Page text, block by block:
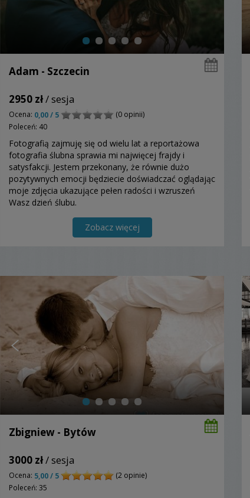
Adam - Szczecin
2950 zł/ sesja
Ocena: 0,00 / 5
(0 opinii)
Poleceń: 40
Fotografią zajmuję się od wielu lat a reportażowa
fotografia ślubna sprawia mi najwięcej frajdy i
satysfakcji. Jestem przekonany, że równie dużo
pozytywnych emocji będziecie doświadczać oglądając
moje zdjęcia ukazujące pełen radości i wzruszeń
Wasz dzień ślubu.
Zobacz więcej
Zbigniew - Bytów
3000 zł/ sesja
Ocena: 5,00 / 5
(2 opinie)
Poleceń: 35